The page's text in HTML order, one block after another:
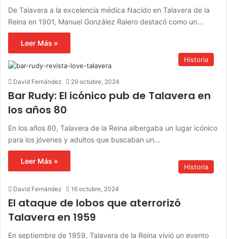
De Talavera a la excelencia médica Nacido en Talavera de la
Reina en 1901, Manuel González Ralero destacó como un…
Leer Más »
Historia
David Fernández 29 octubre, 2024
Bar Rudy: El icónico pub de Talavera en
los años 80
En los años 80, Talavera de la Reina albergaba un lugar icónico
para los jóvenes y adultos que buscaban un…
Leer Más »
Historia
David Fernández 16 octubre, 2024
El ataque de lobos que aterrorizó
Talavera en 1959
En septiembre de 1959, Talavera de la Reina vivió un evento